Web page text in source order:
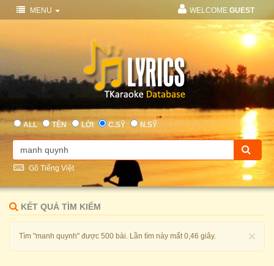
MENU WELCOME GUEST
ALL TÊN LỜI C.SỸ N.SỸ
Gõ Tiếng Việt
KẾT QUẢ TÌM KIẾM
×
Tìm "manh quynh" được 500 bài. Lần tìm này mất 0,46 giây.